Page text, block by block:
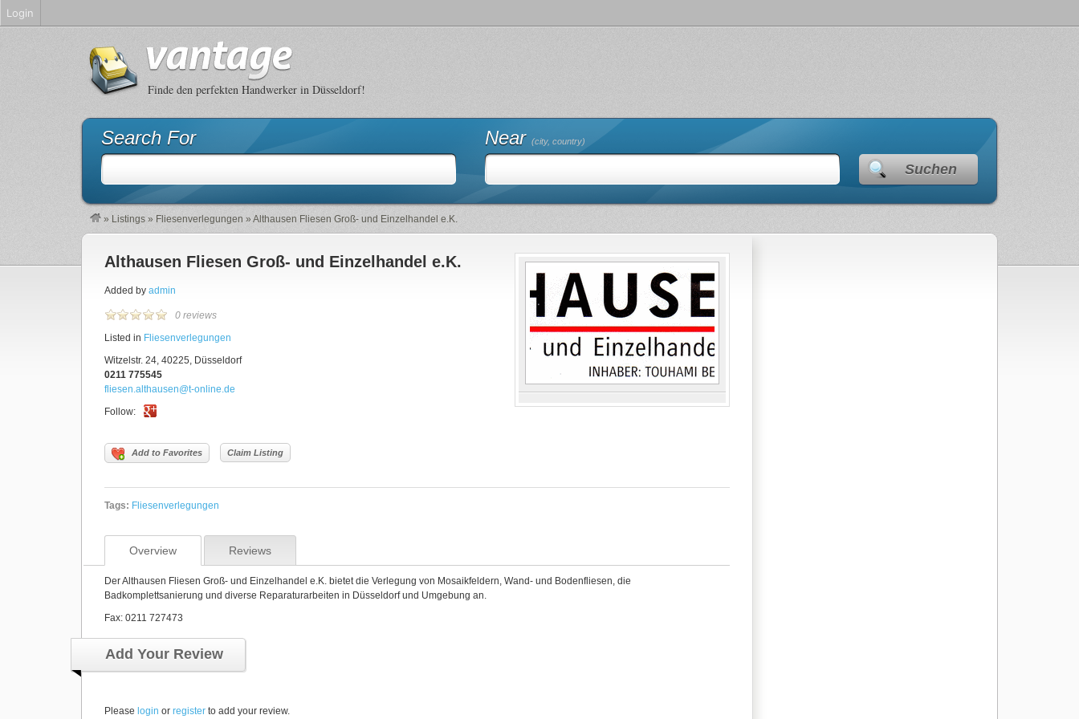
Finde den perfekten Handwerker in Düsseldorf!
Search For Near (city, country)
Suchen
» Listings » Fliesenverlegungen » Althausen Fliesen Groß- und Einzelhandel e.K.
Althausen Fliesen Groß- und Einzelhandel e.K.
Added by admin
0 reviews
Listed in Fliesenverlegungen
Witzelstr. 24, 40225, Düsseldorf
0211 775545
fliesen.althausen@t-online.de
Follow:
Add to Favorites Claim Listing
Tags: Fliesenverlegungen
Overview Reviews
Der Althausen Fliesen Groß- und Einzelhandel e.K. bietet die Verlegung von Mosaikfeldern, Wand- und Bodenfliesen, die
Badkomplettsanierung und diverse Reparaturarbeiten in Düsseldorf und Umgebung an.
Fax: 0211 727473
Add Your Review
Please login or register to add your review.
Login